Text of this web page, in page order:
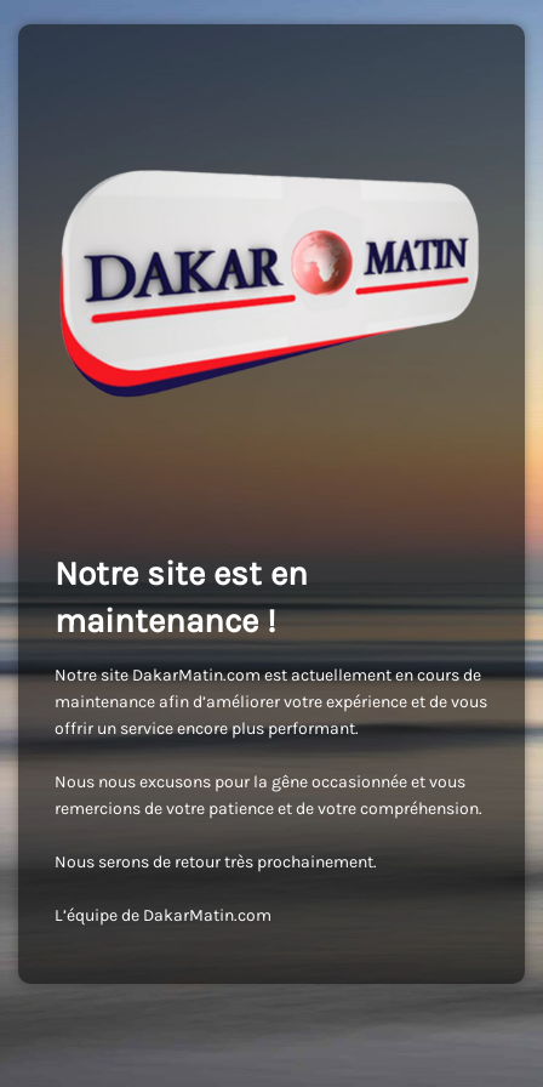
Notre site est en
maintenance !
Notre site DakarMatin.com est actuellement en cours de
maintenance afin d’améliorer votre expérience et de vous
offrir un service encore plus performant.
Nous nous excusons pour la gêne occasionnée et vous
remercions de votre patience et de votre compréhension.
Nous serons de retour très prochainement.
L’équipe de DakarMatin.com